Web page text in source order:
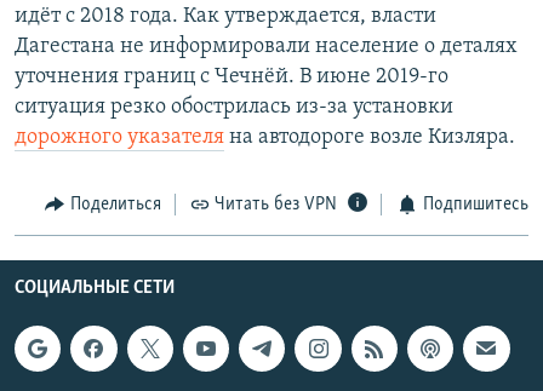
идёт с 2018 года. Как утверждается, власти
Дагестана не информировали население о деталях
уточнения границ с Чечнёй. В июне 2019-го
ситуация резко обострилась из-за установки
дорожного указателя на автодороге возле Кизляра.
Поделиться Читать без VPN Подпишитесь
СОЦИАЛЬНЫЕ СЕТИ